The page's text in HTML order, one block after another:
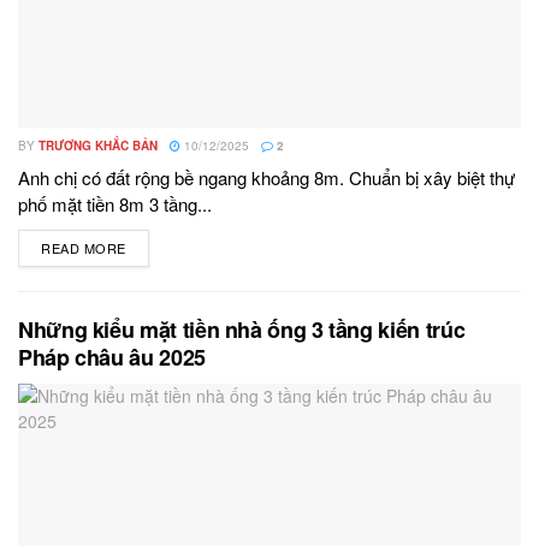
BY TRƯƠNG KHẮC BẢN 10/12/2025 2
Anh chị có đất rộng bề ngang khoảng 8m. Chuẩn bị xây biệt thự
phố mặt tiền 8m 3 tầng...
READ MORE
Những kiểu mặt tiền nhà ống 3 tầng kiến trúc
Pháp châu âu 2025